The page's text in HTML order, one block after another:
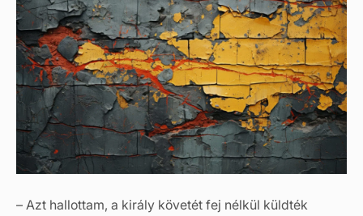
– Azt hallottam, a király követét fej nélkül küldték